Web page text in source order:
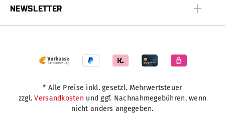
NEWSLETTER
* Alle Preise inkl. gesetzl. Mehrwertsteuer
zzgl.Versandkosten und ggf. Nachnahmegebühren, wenn
nicht anders angegeben.